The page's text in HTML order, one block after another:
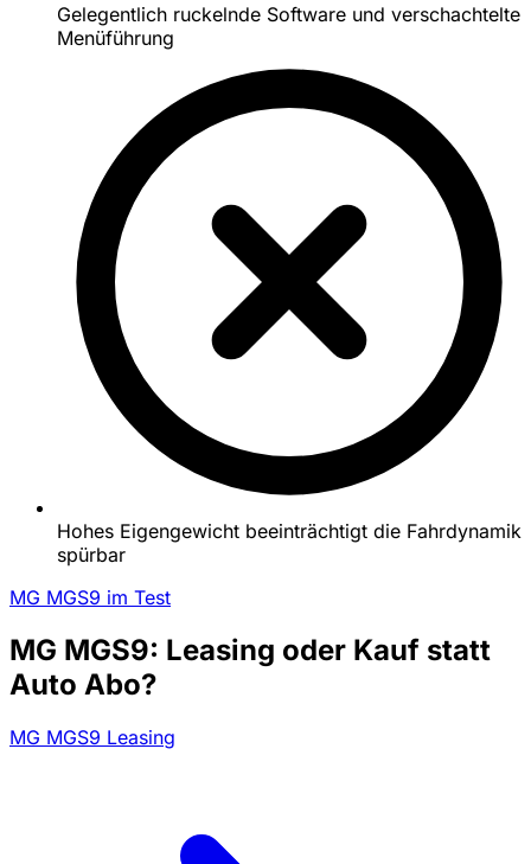
Gelegentlich ruckelnde Software und verschachtelte
Menüführung
Hohes Eigengewicht beeinträchtigt die Fahrdynamik
spürbar
MG MGS9 im Test
MG MGS9: Leasing oder Kauf statt
Auto Abo?
MG MGS9 Leasing